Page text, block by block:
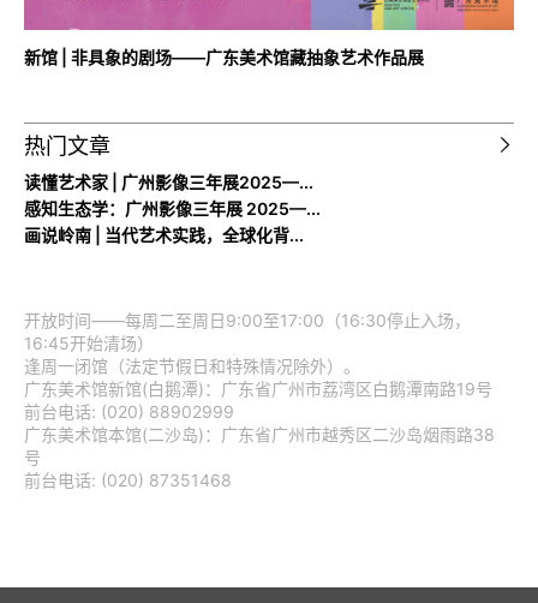
新馆 | 非具象的剧场——广东美术馆藏抽象艺术作品展
热门文章
读懂艺术家 | 广州影像三年展2025—...
感知生态学：广州影像三年展 2025—...
画说岭南 | 当代艺术实践，全球化背...
开放时间——每周二至周日9:00至17:00（16:30停止入场，
16:45开始清场）
逢周一闭馆（法定节假日和特殊情况除外）。
广东美术馆新馆(白鹅潭)：广东省广州市荔湾区白鹅潭南路19号
前台电话: (020) 88902999
广东美术馆本馆(二沙岛)：广东省广州市越秀区二沙岛烟雨路38
号
前台电话: (020) 87351468